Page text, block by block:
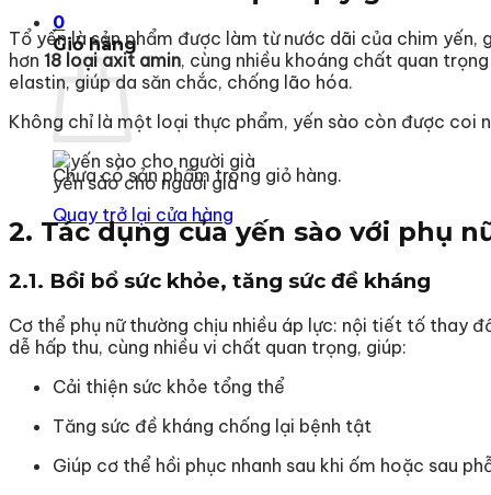
0
Giỏ hàng
Chưa có sản phẩm trong giỏ hàng.
Quay trở lại cửa hàng
Tổ yến là sản phẩm được làm từ nước dãi của chim
hơn 18 loại axit amin, cùng nhiều khoáng chất quan
elastin, giúp da săn chắc, chống lão hóa.
Không chỉ là một loại thực phẩm, yến sào còn được coi
yến sào cho người già
2. Tác dụng của yến sào với phụ
2.1. Bồi bổ sức khỏe, tăng sức đề kháng
Cơ thể phụ nữ thường chịu nhiều áp lực: nội tiết tố thay
dễ hấp thu, cùng nhiều vi chất quan trọng, giúp:
Cải thiện sức khỏe tổng thể
Tăng sức đề kháng chống lại bệnh tật
Giúp cơ thể hồi phục nhanh sau khi ốm hoặc sau